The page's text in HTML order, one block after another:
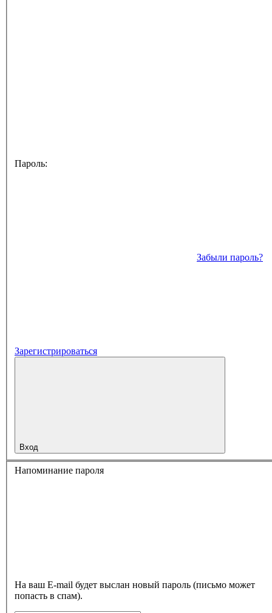
Пароль:
Забыли пароль?
Зарегистрироваться
Вход
Напоминание пароля
На ваш E-mail будет выслан новый пароль (письмо может
попасть в спам).